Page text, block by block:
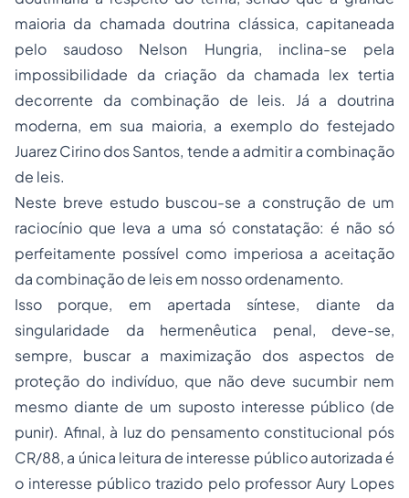
maioria da chamada doutrina clássica, capitaneada
pelo saudoso Nelson Hungria, inclina-se pela
impossibilidade da criação da chamada lex tertia
decorrente da combinação de leis. Já a doutrina
moderna, em sua maioria, a exemplo do festejado
Juarez Cirino dos Santos, tende a admitir a combinação
de leis.
Neste breve estudo buscou-se a construção de um
raciocínio que leva a uma só constatação: é não só
perfeitamente possível como imperiosa a aceitação
da combinação de leis em nosso ordenamento.
Isso porque, em apertada síntese, diante da
singularidade da hermenêutica penal, deve-se,
sempre, buscar a maximização dos aspectos de
proteção do indivíduo, que não deve sucumbir nem
mesmo diante de um suposto interesse público (de
punir). Afinal, à luz do pensamento constitucional pós
CR/88, a única leitura de interesse público autorizada é
o interesse público trazido pelo professor Aury Lopes